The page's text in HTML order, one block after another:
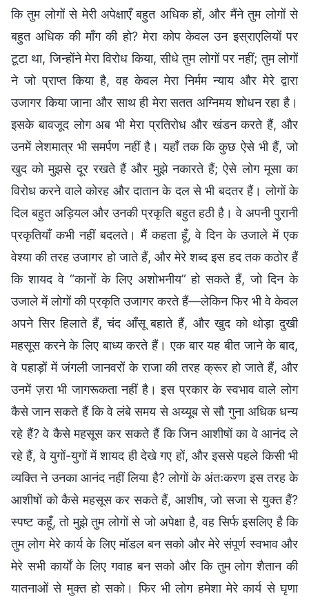
कि तुम लोगों से मेरी अपेक्षाएँ बहुत अधिक हों, और मैंने तुम लोगों से
बहुत अधिक की माँग की हो? मेरा कोप केवल उन इस्राएलियों पर
टूटा था, जिन्होंने मेरा विरोध किया, सीधे तुम लोगों पर नहीं; तुम लोगों
ने जो प्राप्त किया है, वह केवल मेरा निर्मम न्याय और मेरे द्वारा
उजागर किया जाना और साथ ही मेरा सतत अग्निमय शोधन रहा है।
इसके बावजूद लोग अब भी मेरा प्रतिरोध और खंडन करते हैं, और
उनमें लेशमात्र भी समर्पण नहीं है। यहाँ तक कि कुछ ऐसे भी हैं, जो
खुद को मुझसे दूर रखते हैं और मुझे नकारते हैं; ऐसे लोग मूसा का
विरोध करने वाले कोरह और दातान के दल से भी बदतर हैं। लोगों के
दिल बहुत अड़ियल और उनकी प्रकृति बहुत हठी है। वे अपनी पुरानी
प्रकृतियाँ कभी नहीं बदलते। मैं कहता हूँ, वे दिन के उजाले में एक
वेश्या की तरह उजागर हो जाते हैं, और मेरे शब्द इस हद तक कठोर हैं
कि शायद वे “कानों के लिए अशोभनीय” हो सकते हैं, जो दिन के
उजाले में लोगों की प्रकृति उजागर करते हैं—लेकिन फिर भी वे केवल
अपने सिर हिलाते हैं, चंद आँसू बहाते हैं, और खुद को थोड़ा दुखी
महसूस करने के लिए बाध्य करते हैं। एक बार यह बीत जाने के बाद,
वे पहाड़ों में जंगली जानवरों के राजा की तरह क्रूर हो जाते हैं, और
उनमें ज़रा भी जागरूकता नहीं है। इस प्रकार के स्वभाव वाले लोग
कैसे जान सकते हैं कि वे लंबे समय से अय्यूब से सौ गुना अधिक धन्य
रहे हैं? वे कैसे महसूस कर सकते हैं कि जिन आशीषों का वे आनंद ले
रहे हैं, वे युगों-युगों में शायद ही देखे गए हों, और इससे पहले किसी भी
व्यक्ति ने उनका आनंद नहीं लिया है? लोगों के अंतःकरण इस तरह के
आशीषों को कैसे महसूस कर सकते हैं, आशीष, जो सजा से युक्त हैं?
स्पष्ट कहूँ, तो मुझे तुम लोगों से जो अपेक्षा है, वह सिर्फ इसलिए है कि
तुम लोग मेरे कार्य के लिए मॉडल बन सको और मेरे संपूर्ण स्वभाव और
मेरे सभी कार्यों के लिए गवाह बन सको और कि तुम लोग शैतान की
यातनाओं से मुक्त हो सको। फिर भी लोग हमेशा मेरे कार्य से घृणा